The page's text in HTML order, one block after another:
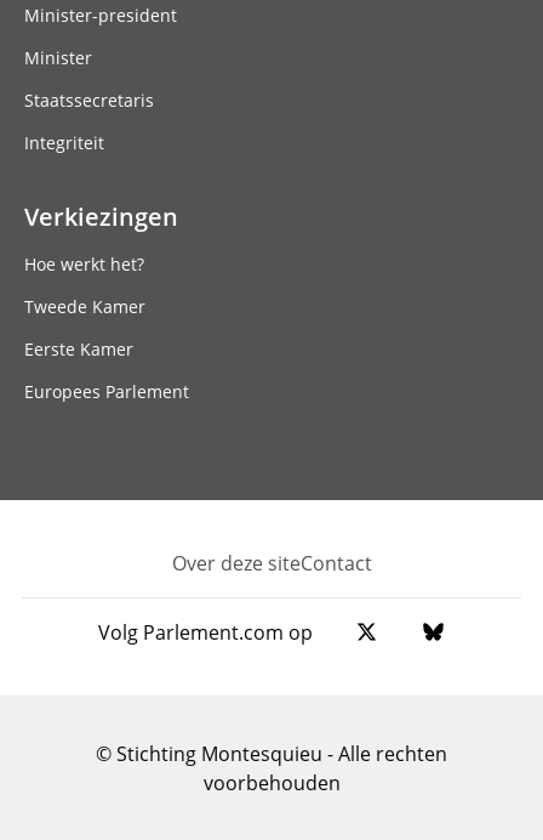
Minister-president
Minister
Staatssecretaris
Integriteit
Verkiezingen
Hoe werkt het?
Tweede Kamer
Eerste Kamer
Europees Parlement
Footer
Over deze siteContact
Volg Parlement.com op
© Stichting Montesquieu - Alle rechten
voorbehouden